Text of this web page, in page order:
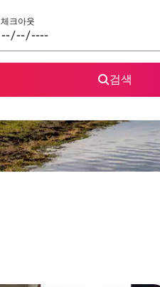
체크아웃
검색